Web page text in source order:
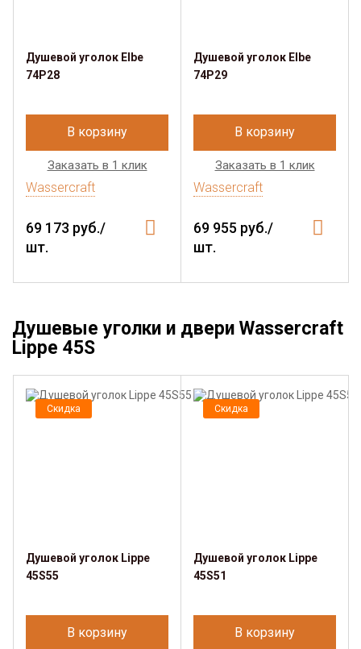
Душевой уголок Elbe
74P28
В корзину
Заказать в 1 клик
Wassercraft
69 173 руб./
шт.
Душевой уголок Elbe
74P29
В корзину
Заказать в 1 клик
Wassercraft
69 955 руб./
шт.
Душевые уголки и двери Wassercraft
Lippe 45S
Скидка
Душевой уголок Lippe
45S55
В корзину
Скидка
Душевой уголок Lippe
45S51
В корзину